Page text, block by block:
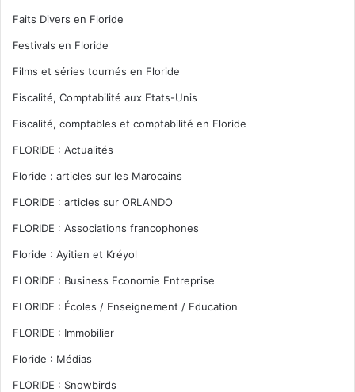
Faits Divers en Floride
Festivals en Floride
Films et séries tournés en Floride
Fiscalité, Comptabilité aux Etats-Unis
Fiscalité, comptables et comptabilité en Floride
FLORIDE : Actualités
Floride : articles sur les Marocains
FLORIDE : articles sur ORLANDO
FLORIDE : Associations francophones
Floride : Ayitien et Kréyol
FLORIDE : Business Economie Entreprise
FLORIDE : Écoles / Enseignement / Education
FLORIDE : Immobilier
Floride : Médias
FLORIDE : Snowbirds